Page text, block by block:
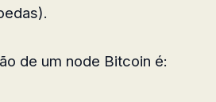
de um node Bitcoin é: